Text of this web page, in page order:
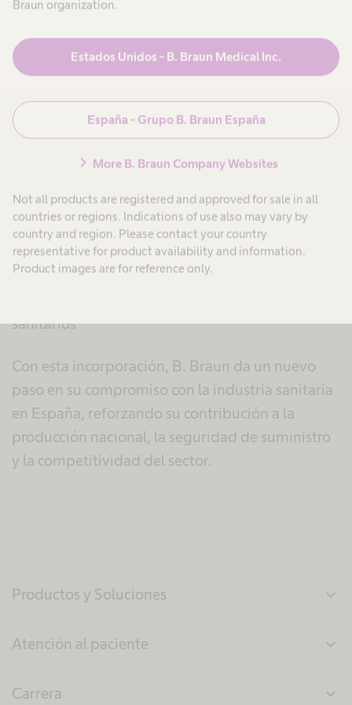
Braun organization.
Estados Unidos - B. Braun Medical Inc.
España - Grupo B. Braun España
chevron_right More B. Braun Company Websites
Not all products are registered and approved for sale in all
countries or regions. Indications of use also may vary by
country and region. Please contact your country
representative for product availability and information.
Product images are for reference only.
últimos años, la compañía ha mantenido una
apuesta continuada por la modernización de sus
digitalización y el desarrollo de talento técnico y
especializado, en línea con su contribución a una
industria sanitaria más competitiva y resiliente.
Actualmente, B. Braun cuenta con una amplia
presencia en España, con centros de producción,
logística y diálisis distribuidos por el territorio
nacional, y una actividad que combina
sanitarios
Con esta incorporación, B. Braun da un nuevo
paso en su compromiso con la industria sanitaria
en España, reforzando su contribución a la
producción nacional, la seguridad de suministro
y la competitividad del sector.
Productos y Soluciones expand_more
Atención al paciente expand_more
Carrera expand_more